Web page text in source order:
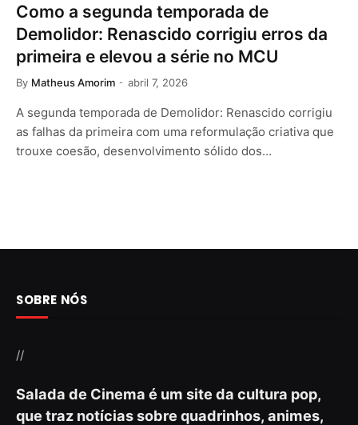
Como a segunda temporada de
Demolidor: Renascido corrigiu erros da
primeira e elevou a série no MCU
By Matheus Amorim abril 7, 2026
A segunda temporada de Demolidor: Renascido corrigiu
as falhas da primeira com uma reformulação criativa que
trouxe coesão, desenvolvimento sólido dos…
SOBRE NÓS
//
Salada de Cinema é um site da cultura pop,
que traz notícias sobre quadrinhos, animes,